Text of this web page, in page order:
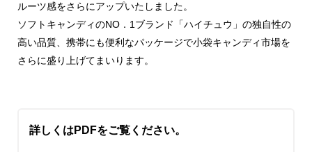
ルーツ感をさらにアップいたしました。
ソフトキャンディのNO．1ブランド「ハイチュウ」の独自性の
高い品質、携帯にも便利なパッケージで小袋キャンディ市場を
さらに盛り上げてまいります。
詳しくはPDFをご覧ください。